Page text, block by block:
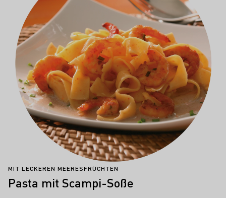
MIT LECKEREN MEERESFRÜCHTEN
Pasta mit Scampi-Soße